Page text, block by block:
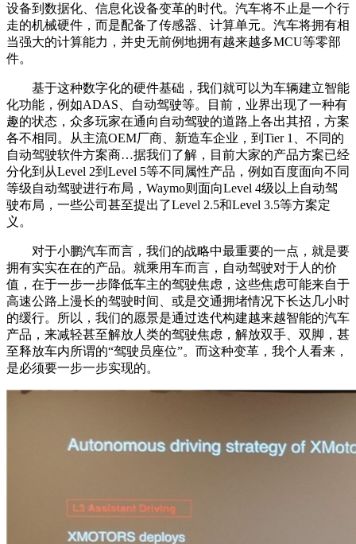
设备到数据化、信息化设备变革的时代。汽车将不止是一个行
走的机械硬件，而是配备了传感器、计算单元。汽车将拥有相
当强大的计算能力，并史无前例地拥有越来越多MCU等零部
件。
基于这种数字化的硬件基础，我们就可以为车辆建立智能
化功能，例如ADAS、自动驾驶等。目前，业界出现了一种有
趣的状态，众多玩家在通向自动驾驶的道路上各出其招，方案
各不相同。从主流OEM厂商、新造车企业，到Tier 1、不同的
自动驾驶软件方案商…据我们了解，目前大家的产品方案已经
分化到从Level 2到Level 5等不同属性产品，例如百度面向不同
等级自动驾驶进行布局，Waymo则面向Level 4级以上自动驾
驶布局，一些公司甚至提出了Level 2.5和Level 3.5等方案定
义。
对于小鹏汽车而言，我们的战略中最重要的一点，就是要
拥有实实在在的产品。就乘用车而言，自动驾驶对于人的价
值，在于一步一步降低车主的驾驶焦虑，这些焦虑可能来自于
高速公路上漫长的驾驶时间、或是交通拥堵情况下长达几小时
的缓行。所以，我们的愿景是通过迭代构建越来越智能的汽车
产品，来减轻甚至解放人类的驾驶焦虑，解放双手、双脚，甚
至释放车内所谓的“驾驶员座位”。而这种变革，我个人看来，
是必须要一步一步实现的。